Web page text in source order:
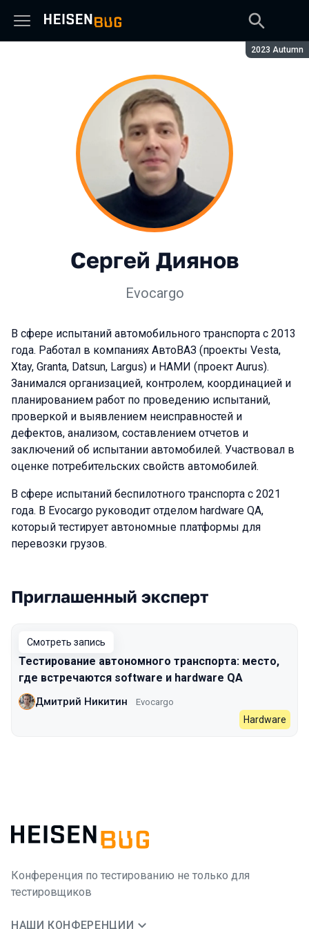
Сезон:
2023 Autumn
Сергей Диянов
Evocargo
В сфере испытаний автомобильного транспорта с 2013
года. Работал в компаниях АвтоВАЗ (проекты Vesta,
Xtay, Granta, Datsun, Largus) и НАМИ (проект Aurus).
Занимался организацией, контролем, координацией и
планированием работ по проведению испытаний,
проверкой и выявлением неисправностей и
дефектов, анализом, составлением отчетов и
заключений об испытании автомобилей. Участвовал в
оценке потребительских свойств автомобилей.
В сфере испытаний беспилотного транспорта с 2021
года. В Evocargo руководит отделом hardware QA,
который тестирует автономные платформы для
перевозки грузов.
Выступления в сезоне 2023 Autumn
Приглашенный эксперт
Смотреть запись
Тестирование автономного транспорта: место,
где встречаются software и hardware QA
Дмитрий Никитин Evocargo
Hardware
Конференция по тестированию не только для
тестировщиков
НАШИ КОНФЕРЕНЦИИ